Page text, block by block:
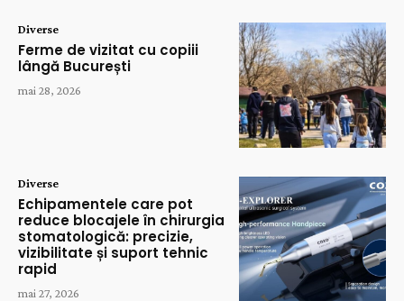
Diverse
Ferme de vizitat cu copiii
lângă București
mai 28, 2026
Diverse
Echipamentele care pot
reduce blocajele în chirurgia
stomatologică: precizie,
vizibilitate și suport tehnic
rapid
mai 27, 2026